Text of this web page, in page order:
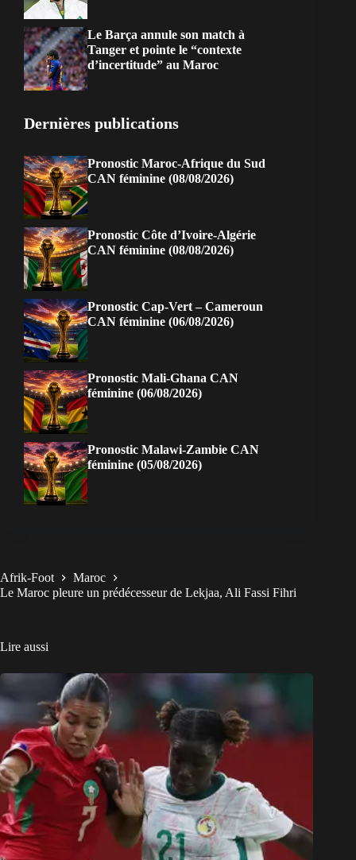
Le Barça annule son match à
Tanger et pointe le “contexte
d’incertitude” au Maroc
Dernières publications
Pronostic Maroc-Afrique du Sud
CAN féminine (08/08/2026)
Pronostic Côte d’Ivoire-Algérie
CAN féminine (08/08/2026)
Pronostic Cap-Vert – Cameroun
CAN féminine (06/08/2026)
Pronostic Mali-Ghana CAN
féminine (06/08/2026)
Pronostic Malawi-Zambie CAN
féminine (05/08/2026)
Afrik-Foot
Maroc
Le Maroc pleure un prédécesseur de Lekjaa, Ali Fassi Fihri
Lire aussi